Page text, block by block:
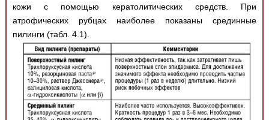
кожи с помощью кератолитических средств. При
атрофических рубцах наиболее показаны срединные
пилинги (табл. 4.1).